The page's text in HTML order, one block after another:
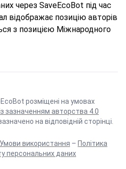
через SaveEcoBot під час
відображає позицію авторів
з позицією Міжнародного
розміщені на умовах
зазначенням авторства 4.0
на відповідній сторінці.
Умови використання – Політика
персональних даних